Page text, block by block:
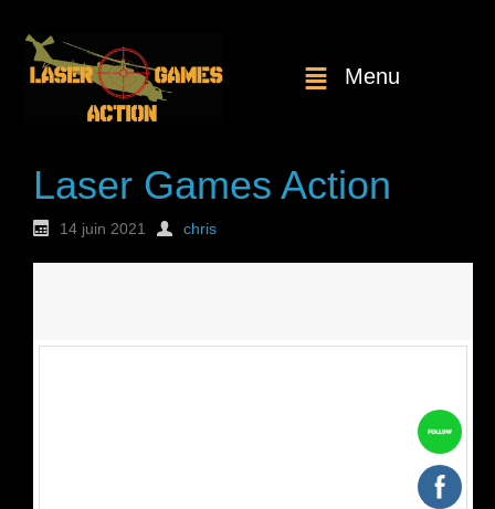
Menu
Laser Games Action
14 juin 2021 chris